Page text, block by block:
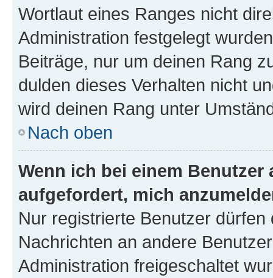
Wortlaut eines Ranges nicht
Administration festgelegt
Beiträge, nur um deinen Rang
dulden dieses Verhalten nicht
wird deinen Rang unter
Nach oben
Wenn ich bei einem
aufgefordert, mich
Nur registrierte Benutzer
Nachrichten an andere
Administration freigeschaltet